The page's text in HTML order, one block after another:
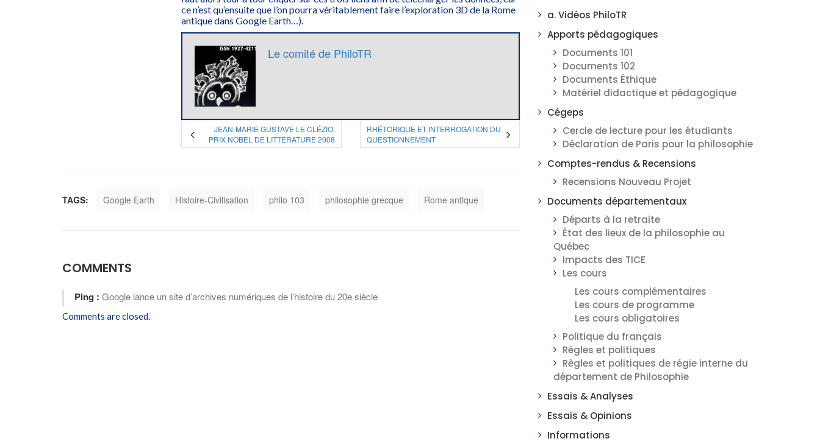
ce n’est qu’ensuite que l’on pourra véritablement faire l’exploration 3D de la Rome
antique dans Google Earth…).
Le comité de PhiloTR
JEAN-MARIE GUSTAVE LE CLÉZIO,
PRIX NOBEL DE LITTÉRATURE 2008
RHÉTORIQUE ET INTERROGATION DU
QUESTIONNEMENT
TAGS: Google Earth Histoire-Civilisation philo 103 philosophie grecque Rome antique
COMMENTS
Ping : Google lance un site d’archives numériques de l’histoire du 20e siècle
Comments are closed.
a. Vidéos PhiloTR
Apports pédagogiques
Documents 101
Documents 102
Documents Éthique
Matériel didactique et pédagogique
Cégeps
Cercle de lecture pour les étudiants
Déclaration de Paris pour la philosophie
Comptes-rendus & Recensions
Recensions Nouveau Projet
Documents départementaux
Départs à la retraite
État des lieux de la philosophie au
Québec
Impacts des TICE
Les cours
Les cours complémentaires
Les cours de programme
Les cours obligatoires
Politique du français
Règles et politiques
Règles et politiques de régie interne du
département de Philosophie
Essais & Analyses
Essais & Opinions
Informations